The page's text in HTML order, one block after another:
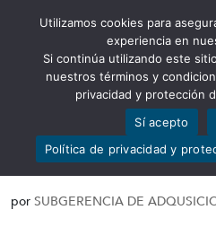
Abrir barra de
PREPARATORIA
por SUBGERENCIA DE
Utilizamos cookies para
experiencia en
Si continúa utilizando este
nuestros términos y
privacidad y protección
Sí acepto
Política de privacidad y